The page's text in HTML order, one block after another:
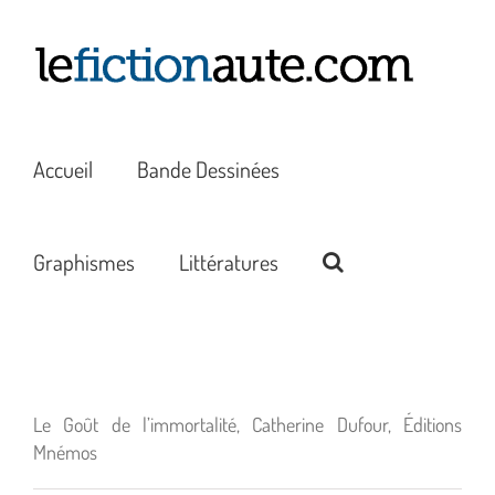
contenu
Accueil Bande Dessinées
Graphismes Littératures
Le Goût de l’immortalité, Catherine Dufour, Éditions
Mnémos